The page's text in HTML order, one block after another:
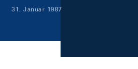
31. Januar 1987